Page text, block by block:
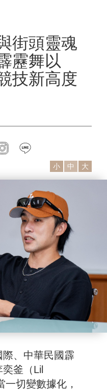
街頭靈魂
靂舞以
技新高度
instagram
小 中 大
、中華民國霹
釜（Lil
一切變數據化，